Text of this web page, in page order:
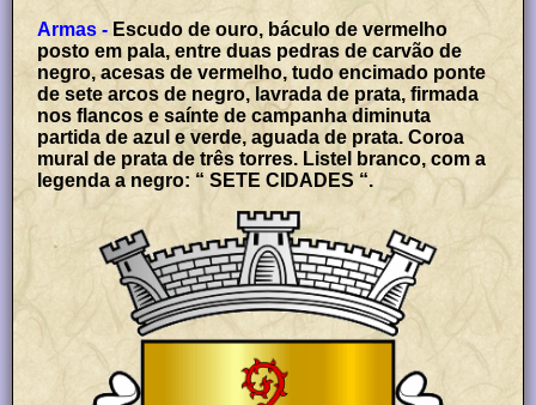
Armas - Escudo de ouro, báculo de vermelho
posto em pala, entre duas pedras de carvão de
negro, acesas de vermelho, tudo encimado ponte
de sete arcos de negro, lavrada de prata, firmada
nos flancos e saínte de campanha diminuta
partida de azul e verde, aguada de prata. Coroa
mural de prata de três torres. Listel branco, com a
legenda a negro: “ SETE CIDADES “.